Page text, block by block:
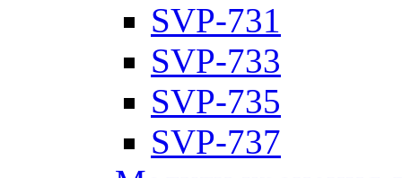
SVP-731
SVP-733
SVP-735
SVP-737